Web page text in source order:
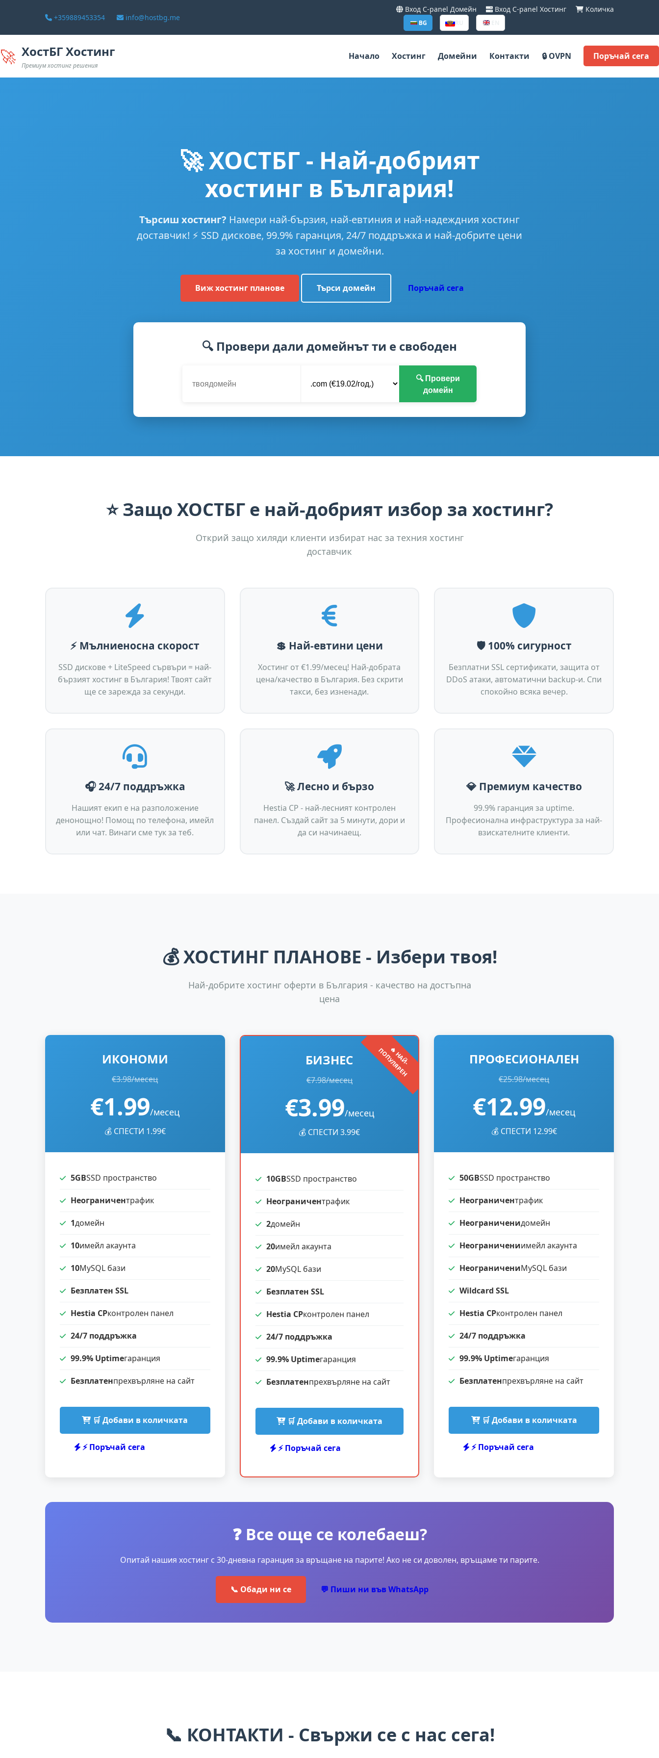
+359889453354 info@hostbg.me
Вход C-panel Домейн Вход C-panel Хостинг Количка
BG
🚀 ХостБГ Хостинг
Премиум хостинг решения
Начало Хостинг Домейни Контакти 🔒 OVPN Поръчай сега
🚀ХОСТБГ - Най-добрият
хостинг в България!
Търсиш хостинг? Намери най-бързия, най-евтиния и най-надеждния хостинг
доставчик! ⚡ SSD дискове, 99.9% гаранция, 24/7 поддръжка и най-добрите цени
за хостинг и домейни.
Виж хостинг планове Търси домейн Поръчай сега
🔍 Провери дали домейнът ти е свободен
🔍 Провери
домейн
⭐ Защо ХОСТБГ е най-добрият избор за хостинг?
Открий защо хиляди клиенти избират нас за техния хостинг
доставчик
⚡ Мълниеносна скорост
SSD дискове + LiteSpeed сървъри = най-
бързият хостинг в България! Твоят сайт
ще се зарежда за секунди.
💲 Най-евтини цени
Хостинг от €1.99/месец! Най-добрата
цена/качество в България. Без скрити
такси, без изненади.
🛡️ 100% сигурност
Безплатни SSL сертификати, защита от
DDoS атаки, автоматични backup-и. Спи
спокойно всяка вечер.
🎧 24/7 поддръжка
Нашият екип е на разположение
денонощно! Помощ по телефона, имейл
или чат. Винаги сме тук за теб.
🚀 Лесно и бързо
Hestia CP - най-лесният контролен
панел. Създай сайт за 5 минути, дори и
да си начинаещ.
💎 Премиум качество
99.9% гаранция за uptime.
Професионална инфраструктура за най-
взискателните клиенти.
💰ХОСТИНГ ПЛАНОВЕ - Избери твоя!
Най-добрите хостинг оферти в България - качество на достъпна
цена
ИКОНОМИ
€3.98/месец
€1.99/месец
💰 СПЕСТИ 1.99€
5GBSSD пространство
Неограничентрафик
1домейн
10имейл акаунта
10MySQL бази
Безплатен SSL
Hestia CPконтролен панел
24/7 поддръжка
99.9% Uptimeгаранция
Безплатенпрехвърляне на сайт
🛒 Добави в количката
⚡ Поръчай сега
🔥
Н
А
Й
-
П
О
П
У
Л
Я
Р
Е
Н
БИЗНЕС
€7.98/месец
€3.99/месец
💰 СПЕСТИ 3.99€
10GBSSD пространство
Неограничентрафик
2домейн
20имейл акаунта
20MySQL бази
Безплатен SSL
Hestia CPконтролен панел
24/7 поддръжка
99.9% Uptimeгаранция
Безплатенпрехвърляне на сайт
🛒 Добави в количката
⚡ Поръчай сега
ПРОФЕСИОНАЛЕН
€25.98/месец
€12.99/месец
💰 СПЕСТИ 12.99€
50GBSSD пространство
Неограничентрафик
Неограниченидомейн
Неограничениимейл акаунта
НеограничениMySQL бази
Wildcard SSL
Hestia CPконтролен панел
24/7 поддръжка
99.9% Uptimeгаранция
Безплатенпрехвърляне на сайт
🛒 Добави в количката
⚡ Поръчай сега
❓ Все още се колебаеш?
Опитай нашия хостинг с 30-дневна гаранция за връщане на парите! Ако не си доволен, връщаме ти парите.
📞 Обади ни се 💬 Пиши ни във WhatsApp
📞 КОНТАКТИ - Свържи се с нас сега!